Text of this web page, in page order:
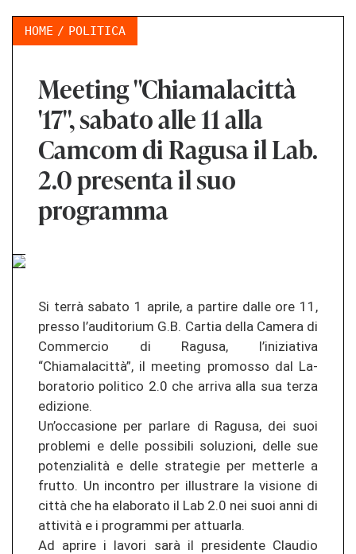
HOME POLITICA
Meeting "Chiamalacittà
'17", sabato alle 11 alla
Camcom di Ragusa il Lab.
2.0 presenta il suo
programma
Si terrà sa­ba­to 1 ap­ri­le, a par­ti­re dalle ore 11,
pres­so l’au­di­to­rium G.B. Car­tia della Ca­me­ra di
Com­mer­cio di Ra­gu­sa, l’in­izia­ti­va
“Chiamalacittà”, il mee­ting pro­mos­so dal La­
bo­ra­to­rio po­li­ti­co 2.0 che ar­ri­va alla sua terza
edi­zio­ne.
Un’oc­ca­sio­ne per par­la­re di Ra­gu­sa, dei suoi
prob­le­mi e delle pos­si­bi­li so­lu­zio­ni, delle sue
potenzialità e delle stra­te­gie per met­ter­le a
frut­to. Un in­con­tro per il­lus­tra­re la vi­sio­ne di
città che ha ela­bo­ra­to il Lab 2.0 nei suoi anni di
attività e i pro­gram­mi per at­tuar­la.
Ad apri­re i la­vo­ri sarà il pre­si­den­te Clau­dio